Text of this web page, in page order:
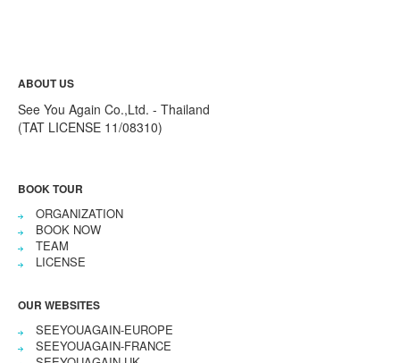
ABOUT US
See You Again Co.,Ltd. - Thailand
(TAT LICENSE 11/08310)
BOOK TOUR
ORGANIZATION
BOOK NOW
TEAM
LICENSE
OUR WEBSITES
SEEYOUAGAIN-EUROPE
SEEYOUAGAIN-FRANCE